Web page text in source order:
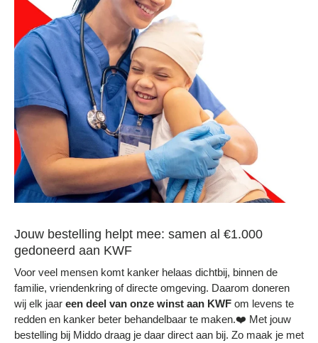
Jouw bestelling helpt mee: samen al €1.000
gedoneerd aan KWF
Voor veel mensen komt kanker helaas dichtbij, binnen de
familie, vriendenkring of directe omgeving. Daarom doneren
wij elk jaar een deel van onze winst aan KWF om levens te
redden en kanker beter behandelbaar te maken.❤️ Met jouw
bestelling bij Middo draag je daar direct aan bij. Zo maak je met